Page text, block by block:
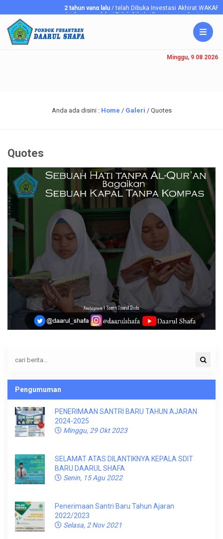
2 tahun yang lalu/ telah Dibuka Investasi Akhirat WAKAF
6 tahun yang lalu/ Telah Dibuka Penerimaan Santriawan/i
Minggu, 9 08 2026
Anda ada disini : Home / Galeri / Quotes
Quotes
Pengumuman
PENERIMAAN SANTRI BARU TAHUN AJARAN
2024-2025
Minggu, 29 Okt 2023
SELAMAT ATAS DILANTIKNYA KEPALA SDIT
BARU DAARUL SHAFA
Senin, 15 Agu 2022
Penerimaan Santri Baru Tahun Ajaran
2022/2023
Selasa, 2 Nov 2021